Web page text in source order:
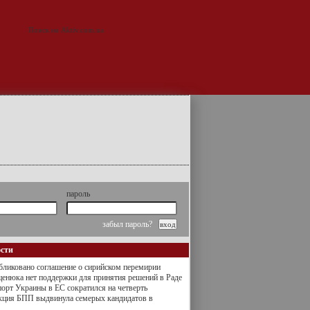
пароль
забыл пароль?
соглашение о сирийском перемирии
нет поддержки для принятия решений в Раде
Украины в ЕС сократился на четверть
БПП выдвинула семерых кандидатов в